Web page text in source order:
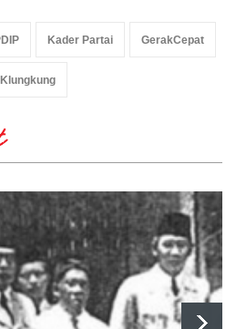
Kader Partai GerakCepat
Klungkung